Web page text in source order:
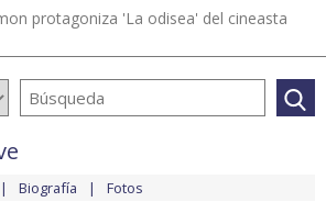
protagoniza 'La odisea' del cineasta
Biografía Fotos